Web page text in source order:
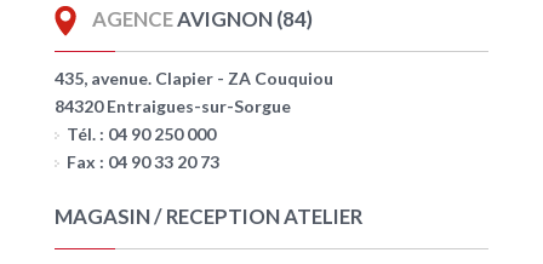
AGENCEAVIGNON (84)
435, avenue. Clapier - ZA Couquiou
84320 Entraigues-sur-Sorgue
Tél. : 04 90 250 000
Fax : 04 90 33 20 73
MAGASIN / RECEPTION ATELIER